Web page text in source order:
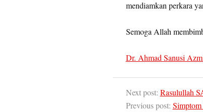
mendiamkan perkara
Semoga Allah
Dr. Ahmad Sanusi
Next post: Rasulullah
Previous post: